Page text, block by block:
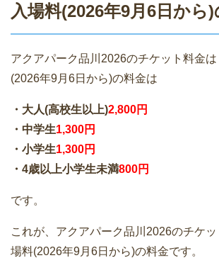
入場料(2026年9月6日から
アクアパーク品川2026のチケット料金
(2026年9月6日から)の料金は
・大人(高校生以上)2,800円
・中学生1,300円
・小学生1,300円
・4歳以上小学生未満800円
です。
これが、アクアパーク品川2026のチケ
場料(2026年9月6日から)の料金です。